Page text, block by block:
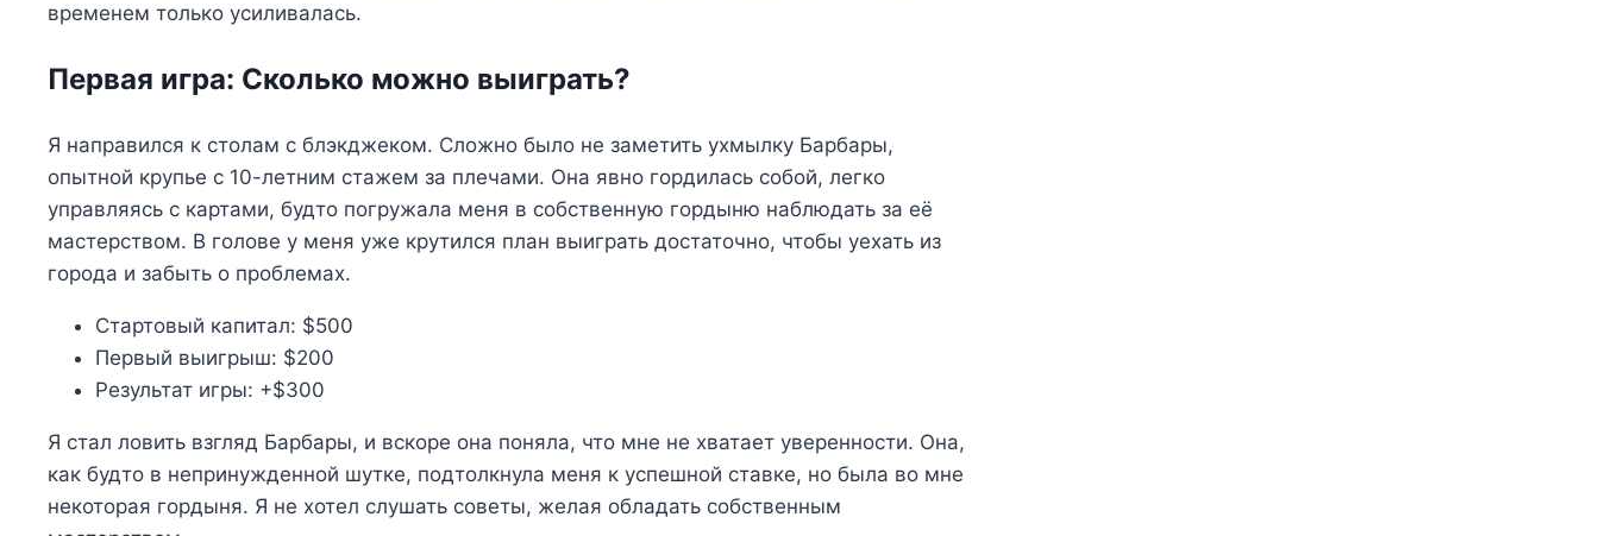
временем только усиливалась.
Первая игра: Сколько можно выиграть?
Я направился к столам с блэкджеком. Сложно было не заметить ухмылку Барбары,
опытной крупье с 10-летним стажем за плечами. Она явно гордилась собой, легко
управляясь с картами, будто погружала меня в собственную гордыню наблюдать за её
мастерством. В голове у меня уже крутился план выиграть достаточно, чтобы уехать из
города и забыть о проблемах.
Стартовый капитал: $500
Первый выигрыш: $200
Результат игры: +$300
Я стал ловить взгляд Барбары, и вскоре она поняла, что мне не хватает уверенности. Она,
как будто в непринужденной шутке, подтолкнула меня к успешной ставке, но была во мне
некоторая гордыня. Я не хотел слушать советы, желая обладать собственным